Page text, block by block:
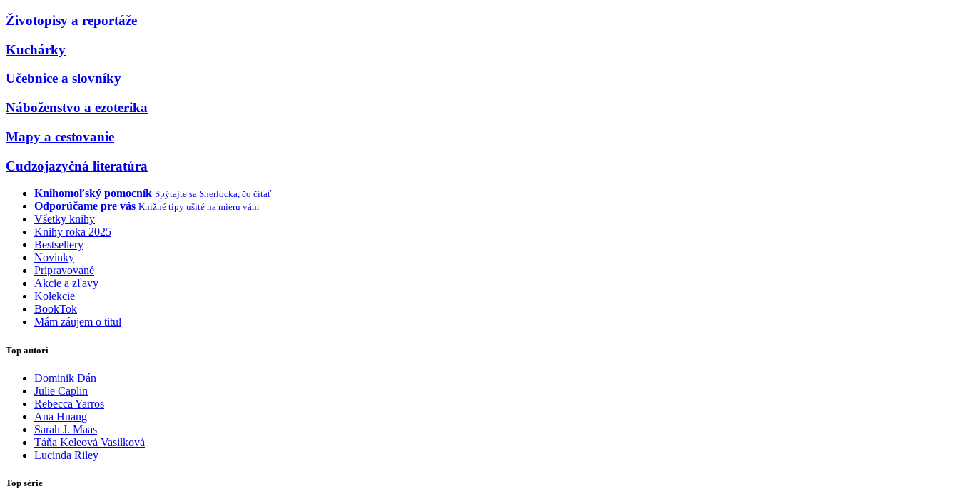
Životopisy a reportáže
Kuchárky
Učebnice a slovníky
Náboženstvo a ezoterika
Mapy a cestovanie
Cudzojazyčná literatúra
Knihomoľský pomocník Spýtajte sa Sherlocka, čo čítať
Odporúčame pre vás Knižné tipy ušité na mieru vám
Všetky knihy
Knihy roka 2025
Bestsellery
Novinky
Pripravované
Akcie a zľavy
Kolekcie
BookTok
Mám záujem o titul
Top autori
Dominik Dán
Julie Caplin
Rebecca Yarros
Ana Huang
Sarah J. Maas
Táňa Keleová Vasilková
Lucinda Riley
Top série